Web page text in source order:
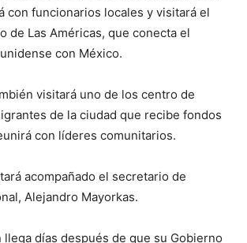
con funcionarios locales y visitará el
de Las Américas, que conecta el
con México.
visitará uno de los centro de
de la ciudad que recibe fondos
con líderes comunitarios.
acompañado el secretario de
Alejandro Mayorkas.
llega días después de que su Gobierno